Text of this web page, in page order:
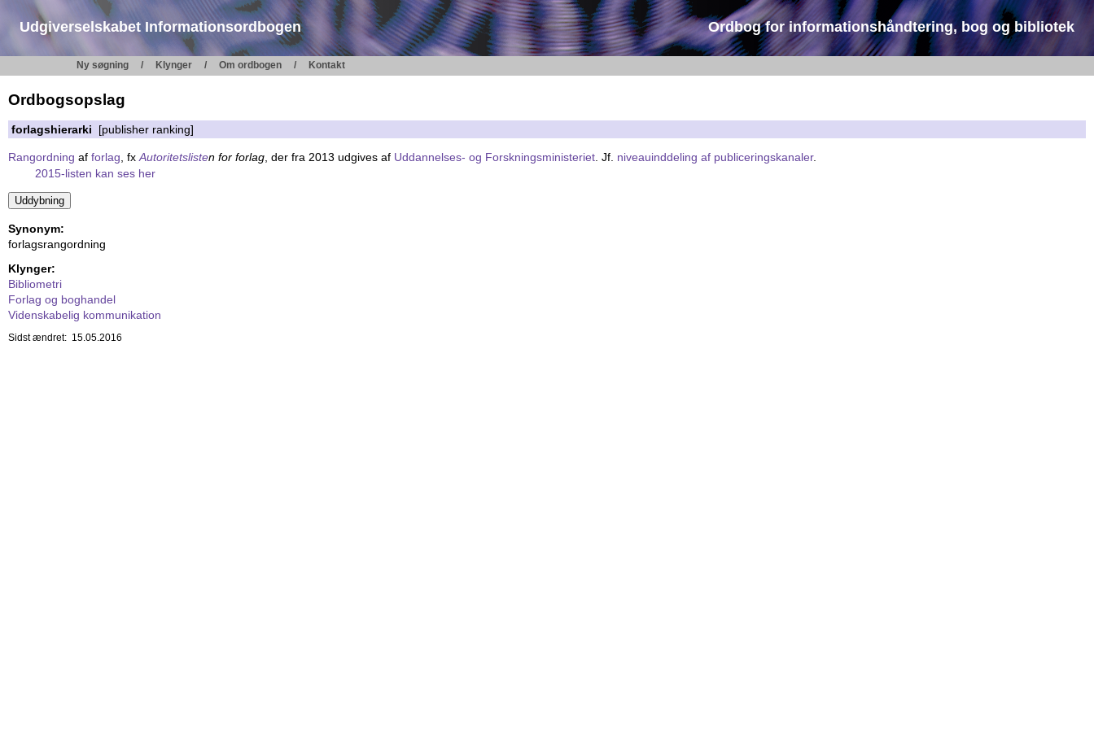
Udgiverselskabet Informationsordbogen Ordbog for informationshåndtering, bog og bibliotek
Ny søgning Klynger Om ordbogen Kontakt
Ordbogsopslag
forlagshierarki [publisher ranking]
Rangordning af forlag , fx Autoritetslisten for forlag , der fra 2013 udgives af Uddannelses- og Forskningsministeriet . Jf. niveauinddeling af publiceringskanaler.
2015-listen kan ses her
Synonym:
forlagsrangordning
Klynger:
Bibliometri
Forlag og boghandel
Videnskabelig kommunikation
Sidst ændret: 15.05.2016